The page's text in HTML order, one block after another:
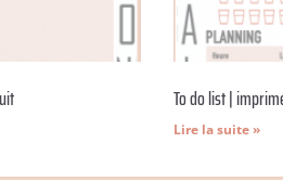
To do list |
Lire la suite »